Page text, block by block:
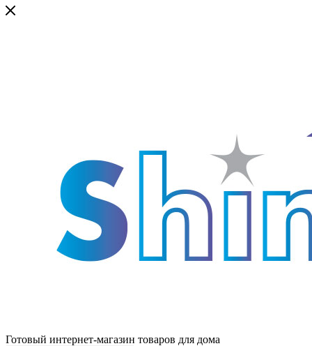
Готовый интернет-магазин товаров для дома